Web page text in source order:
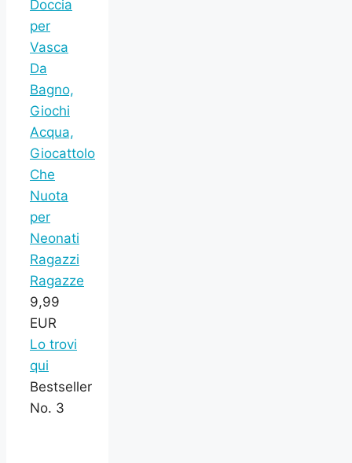
Doccia
per
Vasca
Da
Bagno,
Giochi
Acqua,
Giocattolo
Che
Nuota
per
Neonati
Ragazzi
Ragazze
9,99
EUR
Lo trovi
qui
Bestseller
No. 3